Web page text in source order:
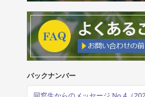
バックナンバー